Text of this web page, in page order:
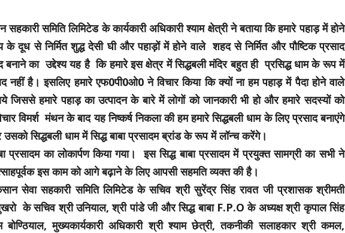
समिति लिमिटेड के कार्यकारी अधिकारी श्याम क्षेत्री ने बताया कि हमारे पहाड़ में होने
के दूध से निर्मित शुद्ध देसी घी और पहाड़ों में होने वाले शहद से निर्मित और पौष्टिक प्रसाद
बनाने का उद्देश्य यह है कि हमारे इस क्षेत्र में सिद्धबली मंदिर बहुत ही प्रसिद्ध धाम के रूप में
है। इसलिए हमारे एफ0पी0ओ0 ने विचार किया कि क्यों ना हम पहाड़ में पैदा होने वाले
हमारे पहाड़ का उत्पादन के बारे में लोगों को जानकारी भी हो और हमारे सदस्यों को
विमर्श मंथन के बाद यह निष्कर्ष निकला की हम हमारे सिद्धबली धाम के लिए प्रसाद बनाएंगे
उसको सिद्धबली धाम में सिद्ध बाबा प्रसादम ब्रांड के रूप में लॉन्च करेंगे।
प्रसादम का लोकार्पण किया गया। इस सिद्ध बाबा प्रसादम में प्रयुक्त सामग्री का सभी ने
इस काम को आगे बढ़ाने के लिए आपसी सहमति व्यक्त की है।
सेवा सहकारी समिति लिमिटेड के सचिव श्री सुरेंद्र सिंह रावत जी प्रशासक श्रीमती
के सचिव श्री उनियाल, श्री पांडे जी और सिद्ध बाबा F.P.O के अध्यक्ष श्री कृपाल सिंह
बोण्ठियाल, मुख्यकार्यकारी अधिकारी श्री श्याम छेत्री, तकनीकी सलाहकार श्री कमल,